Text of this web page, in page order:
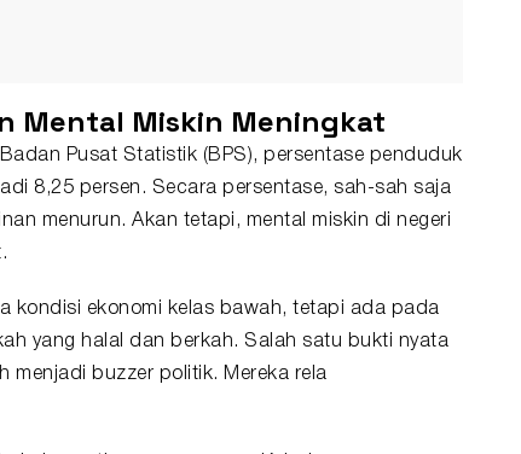
Mental Miskin Meningkat
Pusat Statistik (BPS), persentase penduduk
8,25 persen. Secara persentase, sah-sah saja
menurun. Akan tetapi, mental miskin di negeri
kondisi ekonomi kelas bawah, tetapi ada pada
yang halal dan berkah. Salah satu bukti nyata
menjadi buzzer politik. Mereka rela